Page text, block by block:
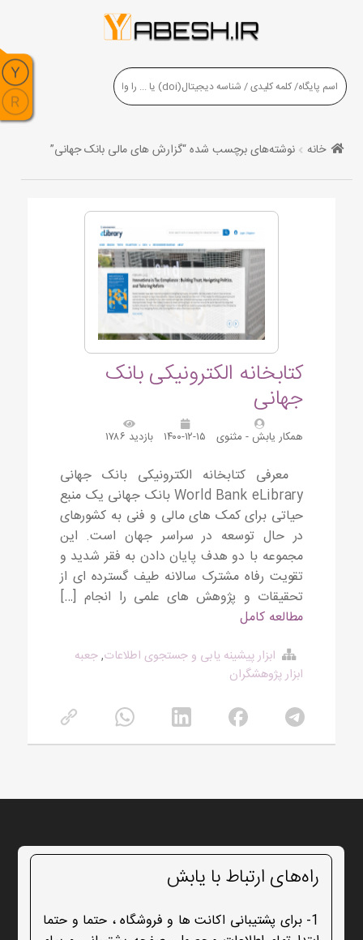
خانه نوشته‌های برچسب شده “گزارش های مالی بانک جهانی”
کتابخانه الکترونیکی بانک
جهانی
همکار یابش - مثنوی ۱۴۰۰-۱۲-۱۵ بازدید ۱۷۸۶
معرفی کتابخانه الکترونیکی بانک جهانی
World Bank eLibrary بانک جهانی یک منبع
حیاتی برای کمک های مالی و فنی به کشورهای
در حال توسعه در سراسر جهان است. این
مجموعه با دو هدف پایان دادن به فقر شدید و
تقویت رفاه مشترک سالانه طیف گسترده ای از
تحقیقات و پژوهش های علمی را انجام […]
مطالعه کامل
ابزار پیشینه یابی و جستجوی اطلاعات,جعبه
ابزار پژوهشگران
راه‌های ارتباط با یابش
1- برای پشتیبانی اکانت ها و فروشگاه ، حتما و حتما